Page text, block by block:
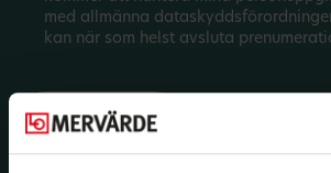
med allmänna
kan när som helst avsluta